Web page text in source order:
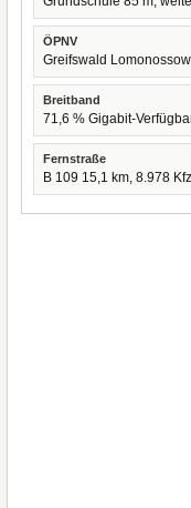
ÖPNV
Greifswald
Breitband
71,6 % Gigabit-
Fernstraße
B 109 15,1 km, 8.978